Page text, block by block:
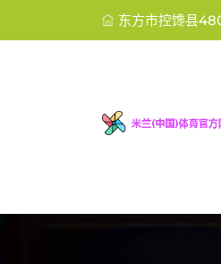
东方市控馋县